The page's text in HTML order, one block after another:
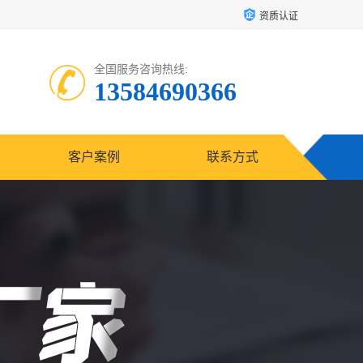
资质认证
全国服务咨询热线:
13584690366
客户案例 联系方式